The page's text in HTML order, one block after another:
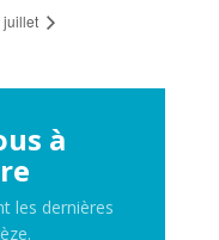
juillet
à
les dernières